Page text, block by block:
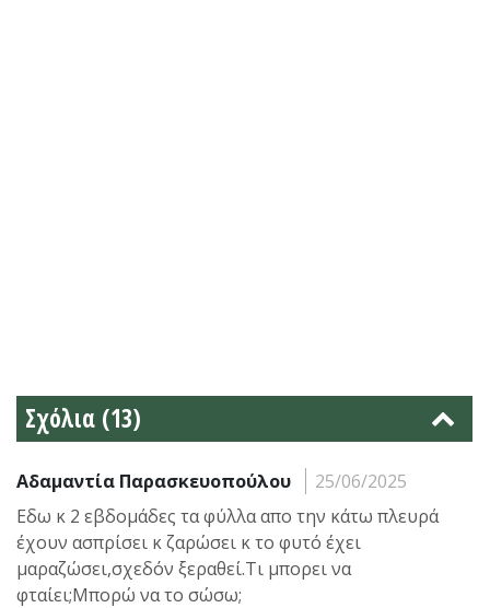
Σχόλια (13)
Αδαμαντία Παρασκευοπούλου
25/06/2025
Εδω κ 2 εβδομάδες τα φύλλα απο την κάτω πλευρά
έχουν ασπρίσει κ ζαρώσει κ το φυτό έχει
μαραζώσει,σχεδόν ξεραθεί.Τι μπορει να
φταίει;Μπορώ να το σώσω;